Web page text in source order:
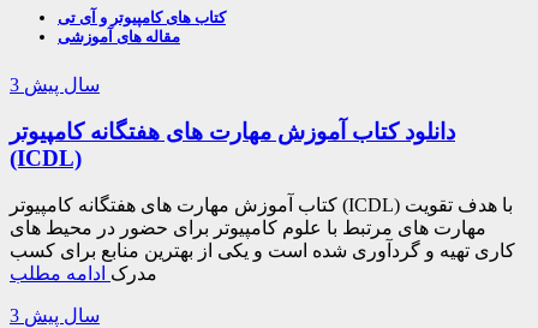
کتاب های کامپیوتر و آی تی
مقاله های آموزشی
3 سال پیش
دانلود کتاب آموزش مهارت های هفتگانه کامپیوتر
(ICDL)
کتاب آموزش مهارت های هفتگانه کامپیوتر (ICDL) با هدف تقویت
مهارت های مرتبط با علوم کامپیوتر برای حضور در محیط های
کاری تهیه و گردآوری شده است و یکی از بهترین منابع برای کسب
مدرک ادامه مطلب
3 سال پیش